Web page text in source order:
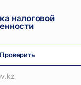
налоговой
Проверить